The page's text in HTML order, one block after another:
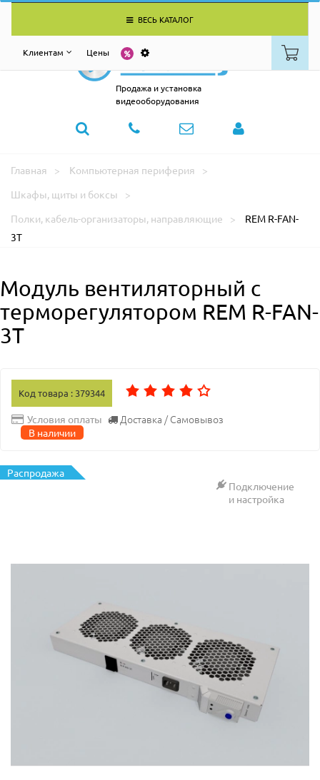
ВЕСЬ КАТАЛОГ
Клиентам Цены
Продажа и установка
видеооборудования
Главная
Компьютерная периферия
Шкафы, щиты и боксы
Полки, кабель-организаторы, направляющие
REM R-FAN-
3T
Модуль вентиляторный с
терморегулятором REM R-FAN-
3T
Код товара : 379344
Условия оплаты Доставка / Самовывоз
В наличии
Распродажа
Подключение
и настройка